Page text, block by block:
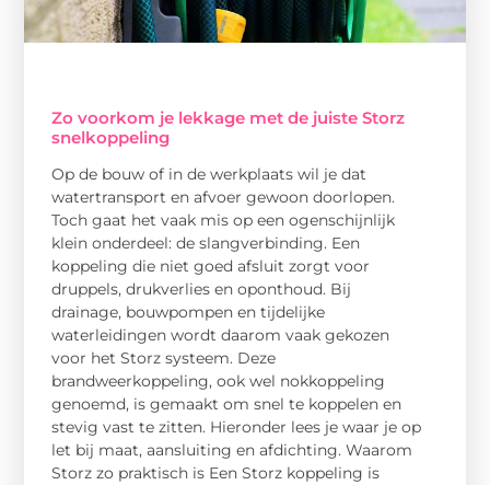
Zo voorkom je lekkage met de juiste Storz
snelkoppeling
Op de bouw of in de werkplaats wil je dat
watertransport en afvoer gewoon doorlopen.
Toch gaat het vaak mis op een ogenschijnlijk
klein onderdeel: de slangverbinding. Een
koppeling die niet goed afsluit zorgt voor
druppels, drukverlies en oponthoud. Bij
drainage, bouwpompen en tijdelijke
waterleidingen wordt daarom vaak gekozen
voor het Storz systeem. Deze
brandweerkoppeling, ook wel nokkoppeling
genoemd, is gemaakt om snel te koppelen en
stevig vast te zitten. Hieronder lees je waar je op
let bij maat, aansluiting en afdichting. Waarom
Storz zo praktisch is Een Storz koppeling is